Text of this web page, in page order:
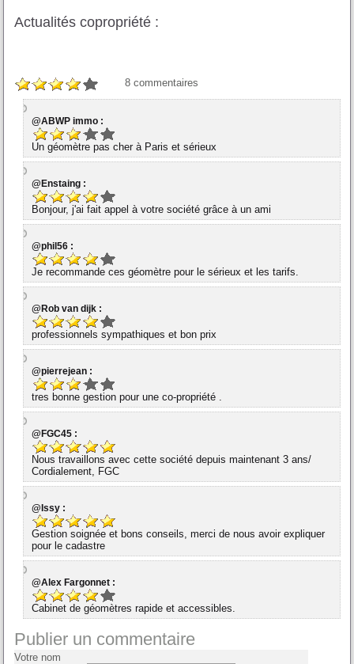
Actualités copropriété :
8 commentaires
@ABWP immo :
Un géomètre pas cher à Paris et sérieux
@Enstaing :
Bonjour, j'ai fait appel à votre société grâce à un ami
@phil56 :
Je recommande ces géomètre pour le sérieux et les tarifs.
@Rob van dijk :
professionnels sympathiques et bon prix
@pierrejean :
tres bonne gestion pour une co-propriété .
@FGC45 :
Nous travaillons avec cette société depuis maintenant 3 ans/
Cordialement, FGC
@Issy :
Gestion soignée et bons conseils, merci de nous avoir expliquer
pour le cadastre
@Alex Fargonnet :
Cabinet de géomètres rapide et accessibles.
Publier un commentaire
Votre nom